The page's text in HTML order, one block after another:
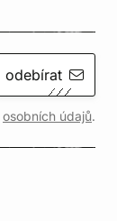
odebírat
osobních údajů.